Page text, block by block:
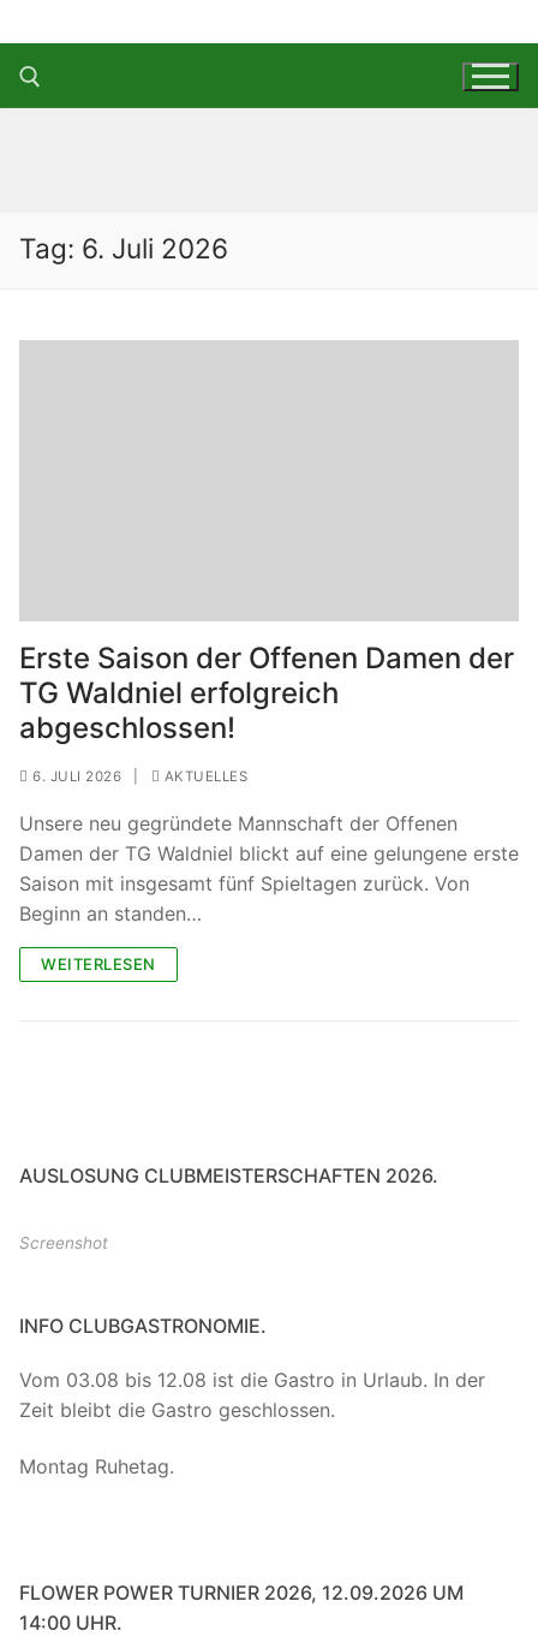
Inhalt
springen
Tag: 6. Juli 2026
Erste Saison der Offenen Damen der
TG Waldniel erfolgreich
abgeschlossen!
6. JULI 2026 AKTUELLES
Unsere neu gegründete Mannschaft der Offenen
Damen der TG Waldniel blickt auf eine gelungene erste
Saison mit insgesamt fünf Spieltagen zurück. Von
Beginn an standen…
WEITERLESEN
AUSLOSUNG CLUBMEISTERSCHAFTEN 2026.
Screenshot
INFO CLUBGASTRONOMIE.
Vom 03.08 bis 12.08 ist die Gastro in Urlaub. In der
Zeit bleibt die Gastro geschlossen.
Montag Ruhetag.
FLOWER POWER TURNIER 2026, 12.09.2026 UM
14:00 UHR.